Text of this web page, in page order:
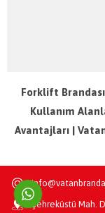
Forklift
Kullanım
Avantajları |
Şehreküstü Mah.